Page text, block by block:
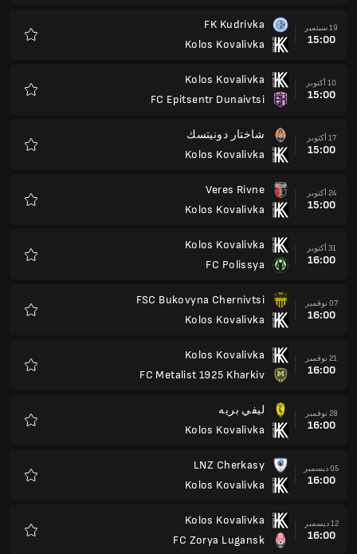
19 سبتمبر
15:00
FK Kudrivka
Kolos Kovalivka
10 أكتوبر
15:00
Kolos Kovalivka
FC Epitsentr Dunaivtsi
17 أكتوبر
15:00
شاختار دونيتسك
Kolos Kovalivka
24 أكتوبر
15:00
Veres Rivne
Kolos Kovalivka
31 أكتوبر
16:00
Kolos Kovalivka
FC Polissya
07 نوفمبر
16:00
FSC Bukovyna Chernivtsi
Kolos Kovalivka
21 نوفمبر
16:00
Kolos Kovalivka
FC Metalist 1925 Kharkiv
28 نوفمبر
16:00
ليفي بريه
Kolos Kovalivka
05 ديسمبر
16:00
LNZ Cherkasy
Kolos Kovalivka
12 ديسمبر
16:00
Kolos Kovalivka
FC Zorya Lugansk